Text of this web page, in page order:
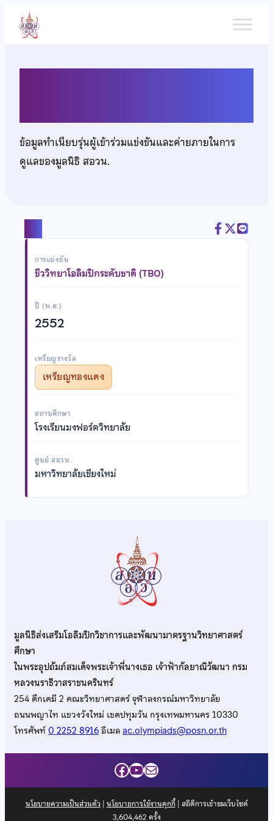
เนื้อหา
ข้อมูลทำเนียบรุ่นผู้เข้าร่วมแข่งขันและค่ายภายในการ
ดูแลของมูลนิธิ สอวน.
การแข่งขัน
ชีววิทยาโอลิมปิกระดับชาติ (TBO)
ปี (พ.ศ.)
2552
เหรียญรางวัล
เหรียญทองแดง
สถานศึกษา
โรงเรียนมงฟอร์ตวิทยาลัย
ศูนย์ สอวน.
มหาวิทยาลัยเชียงใหม่
มูลนิธิส่งเสริมโอลิมปิกวิชาการและพัฒนามาตรฐานวิทยาศาสตร์
ศึกษา
ในพระอุปถัมภ์สมเด็จพระเจ้าพี่นางเธอ เจ้าฟ้ากัลยาณิวัฒนา กรม
หลวงนราธิวาสราชนครินทร์
254 ตึกเคมี 2 คณะวิทยาศาสตร์ จุฬาลงกรณ์มหาวิทยาลัย
ถนนพญาไท แขวงวังใหม่ เขตปทุมวัน กรุงเทพมหานคร 10330
โทรศัพท์0 2252 8916อีเมลac.olympiads@posn.or.th
Facebook
YouTube
Mail
นโยบายความเป็นส่วนตัว| นโยบายการใช้งานคุกกี้| สถิติการเข้าชมเว็บไซต์
3,604,462 ครั้ง